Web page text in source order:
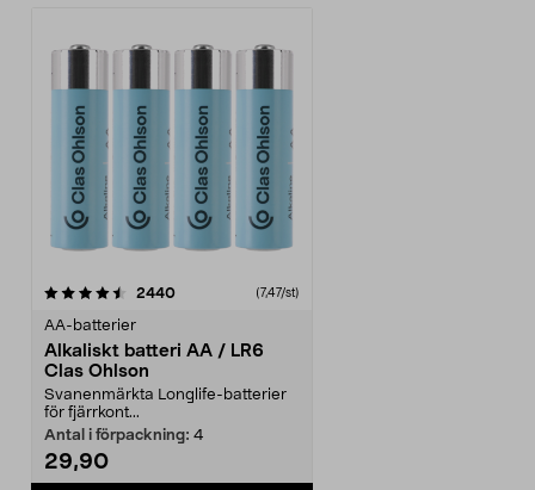
2440recensioner (7,47/st)
AA-batterier
Alkaliskt batteri AA / LR6
Clas Ohlson
Svanenmärkta Longlife-batterier
för fjärrkont...
Antal i förpackning: 4
29,90